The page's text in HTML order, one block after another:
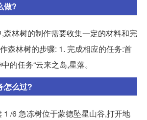
做?
森林树的制作需要收集一定的材料和完
森林树的步骤: 1. 完成相应的任务:首
的任务“云来之岛,星落。
怎么过?
1 /6 急冻树位于蒙德坠星山谷,打开地